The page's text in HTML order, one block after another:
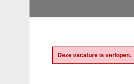
Deze vacature is verlopen.